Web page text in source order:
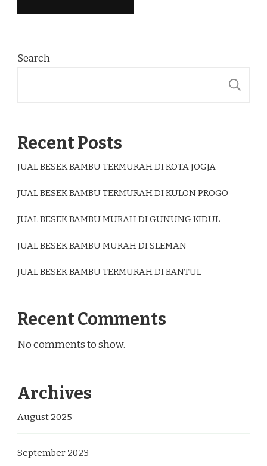
Search
Recent Posts
JUAL BESEK BAMBU TERMURAH DI KOTA JOGJA
JUAL BESEK BAMBU TERMURAH DI KULON PROGO
JUAL BESEK BAMBU MURAH DI GUNUNG KIDUL
JUAL BESEK BAMBU MURAH DI SLEMAN
JUAL BESEK BAMBU TERMURAH DI BANTUL
Recent Comments
No comments to show.
Archives
August 2025
September 2023